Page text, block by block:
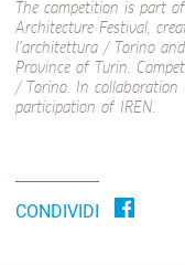
The competition is part
Architecture Festival,
l’architettura / Torino
Province of Turin.
/ Torino. In
participation of IREN.
CONDIVIDI